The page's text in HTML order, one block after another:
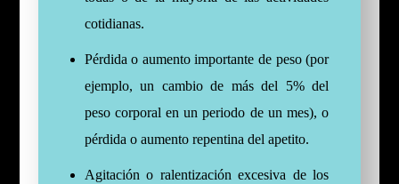
cotidianas.
Pérdida o aumento importante de peso (por
ejemplo, un cambio de más del 5% del
peso corporal en un periodo de un mes), o
pérdida o aumento repentina del apetito.
Agitación o ralentización excesiva de los